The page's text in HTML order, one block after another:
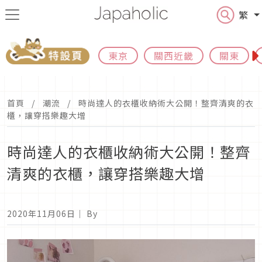
繁
東京 關西近畿 關東
首頁 潮流
時尚達人的衣櫃收納術大公開！整齊清爽的衣
櫃，讓穿搭樂趣大增
時尚達人的衣櫃收納術大公開！整齊
清爽的衣櫃，讓穿搭樂趣大增
2020年11月06日 ｜ By